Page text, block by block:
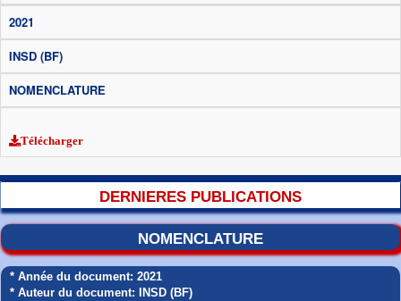
2021
INSD (BF)
NOMENCLATURE
Télécharger
DERNIERES PUBLICATIONS
NOMENCLATURE
* Année du document: 2021
* Auteur du document: INSD (BF)